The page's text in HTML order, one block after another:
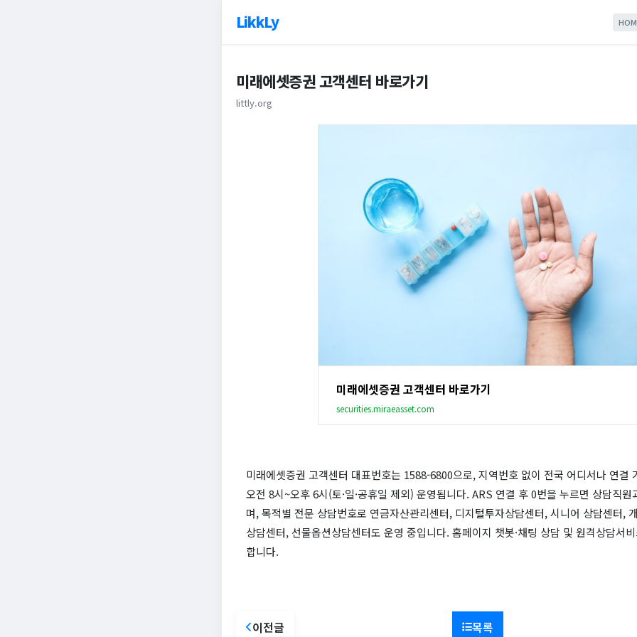
LikkLy
미래에셋증권 고객센터 바로가기
littly.org
미래에셋증권 고객센터 바로가기
securities.miraeasset.com
미래에셋증권 고객센터 대표번호는 1588-6800으로, 지역번호 없이 전국 어디서나 연결
오전 8시~오후 6시(토·일·공휴일 제외) 운영됩니다. ARS 연결 후 0번을 누르면 상담직원
며, 목적별 전문 상담번호로 연금자산관리센터, 디지털투자상담센터, 시니어 상담센터,
상담센터, 선물옵션상담센터도 운영 중입니다. 홈페이지 챗봇·채팅 상담 및 원격상담서
합니다.
이전글 목록